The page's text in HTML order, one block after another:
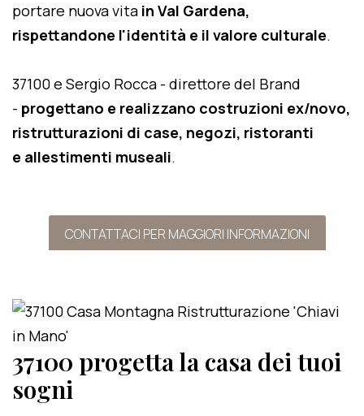
portare nuova vita in Val Gardena,
rispettandone l'identità e il valore culturale.
37100 e Sergio Rocca - direttore del Brand
- progettano e realizzano costruzioni ex/novo,
ristrutturazioni di case, negozi, ristoranti
e allestimenti museali.
CONTATTACI PER MAGGIORI INFORMAZIONI
37100 progetta la casa dei tuoi
sogni